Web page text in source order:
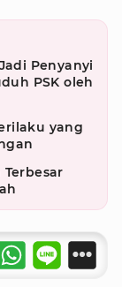
Penyanyi
PSK oleh
yang